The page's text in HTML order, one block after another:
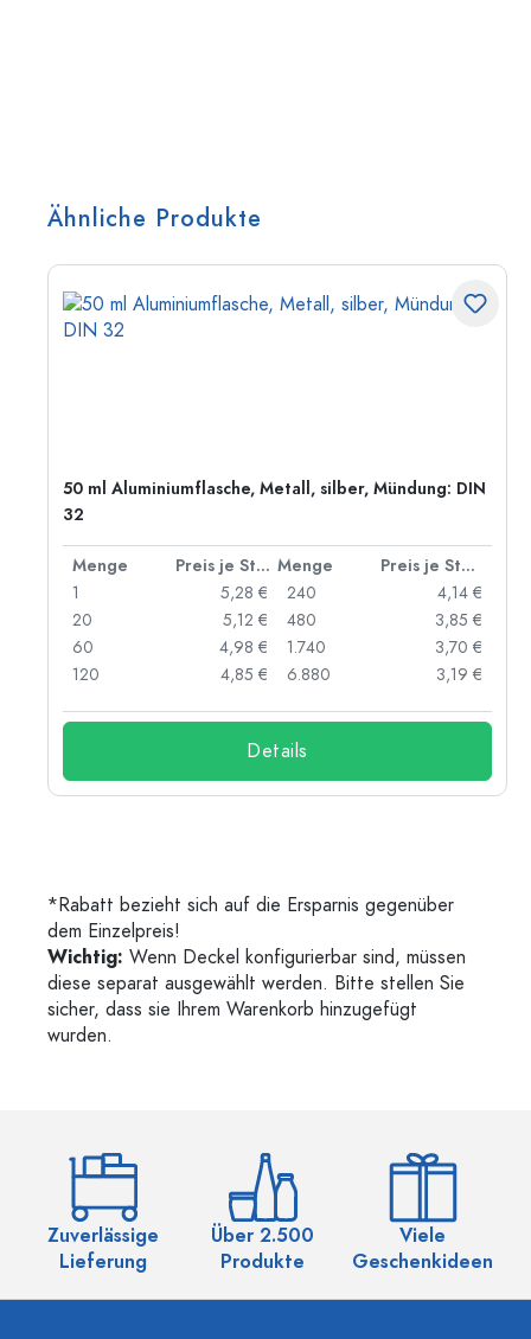
Ähnliche Produkte
50 ml Aluminiumflasche, Metall, silber, Mündung: DIN
32
Menge Preis je Stück Menge
Preis je Stück
1
5,28 €
20
5,12 €
60
4,98 €
120
4,85 €
240
4,14 €
480
3,85 €
1.740
3,70 €
6.880
3,19 €
Details
*Rabatt bezieht sich auf die Ersparnis gegenüber
dem Einzelpreis!
Wichtig: Wenn Deckel konfigurierbar sind, müssen
diese separat ausgewählt werden. Bitte stellen Sie
sicher, dass sie Ihrem Warenkorb hinzugefügt
wurden.
Zuverlässige
Lieferung
Über 2.500
Produkte
Viele
Geschenkideen